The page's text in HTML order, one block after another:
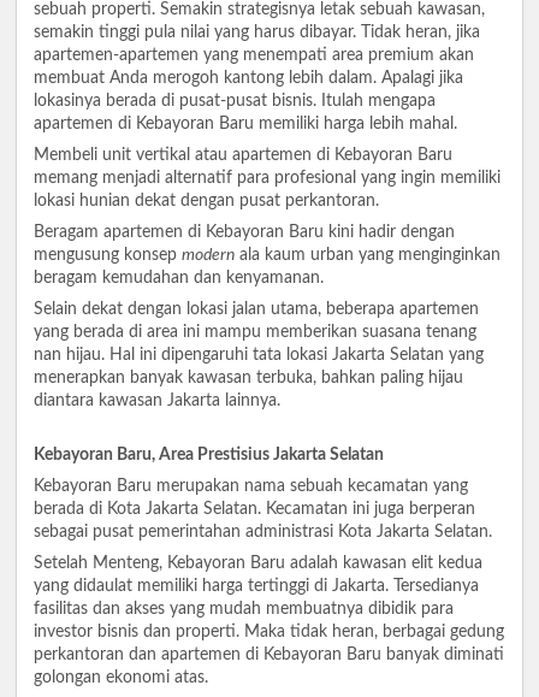
sebuah properti. Semakin strategisnya letak sebuah kawasan,
semakin tinggi pula nilai yang harus dibayar. Tidak heran, jika
apartemen-apartemen yang menempati area premium akan
membuat Anda merogoh kantong lebih dalam. Apalagi jika
lokasinya berada di pusat-pusat bisnis. Itulah mengapa
apartemen di Kebayoran Baru memiliki harga lebih mahal.
Membeli unit vertikal atau apartemen di Kebayoran Baru
memang menjadi alternatif para profesional yang ingin memiliki
lokasi hunian dekat dengan pusat perkantoran.
Beragam apartemen di Kebayoran Baru kini hadir dengan
mengusung konsep modern ala kaum urban yang menginginkan
beragam kemudahan dan kenyamanan.
Selain dekat dengan lokasi jalan utama, beberapa apartemen
yang berada di area ini mampu memberikan suasana tenang
nan hijau. Hal ini dipengaruhi tata lokasi Jakarta Selatan yang
menerapkan banyak kawasan terbuka, bahkan paling hijau
diantara kawasan Jakarta lainnya.
Kebayoran Baru, Area Prestisius Jakarta Selatan
Kebayoran Baru merupakan nama sebuah kecamatan yang
berada di Kota Jakarta Selatan. Kecamatan ini juga berperan
sebagai pusat pemerintahan administrasi Kota Jakarta Selatan.
Setelah Menteng, Kebayoran Baru adalah kawasan elit kedua
yang didaulat memiliki harga tertinggi di Jakarta. Tersedianya
fasilitas dan akses yang mudah membuatnya dibidik para
investor bisnis dan properti. Maka tidak heran, berbagai gedung
perkantoran dan apartemen di Kebayoran Baru banyak diminati
golongan ekonomi atas.